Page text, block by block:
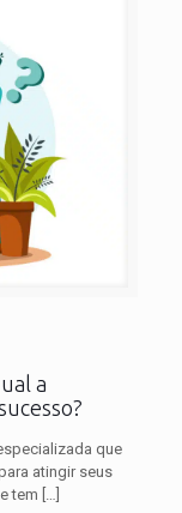
a
que
atingir seus
tem […]